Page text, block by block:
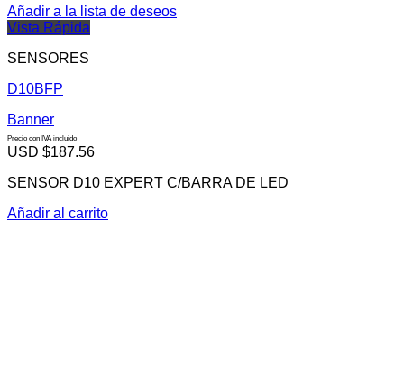
Añadir a la lista de deseos
Vista Rápida
SENSORES
D10BFP
Banner
Precio con IVA incluido
USD $187.56
SENSOR D10 EXPERT C/BARRA DE LED
Añadir al carrito